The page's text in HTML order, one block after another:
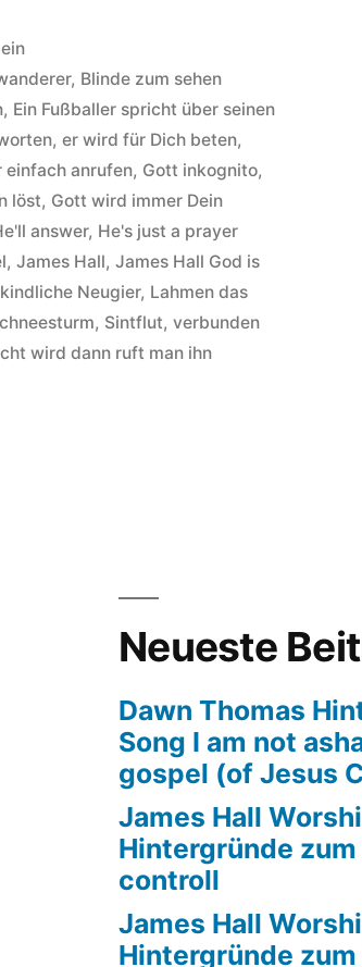
, Blinde zum sehen
, Ein Fußballer spricht über seinen
,er wird für Dich beten,
einfach anrufen, Gott inkognito,
löst, Gott wird immer Dein
answer, He's just a prayer
,James Hall,James Hall God is
kindliche Neugier, Lahmen das
, Sintflut,verbunden
wird dann ruft man ihn
Neueste
Dawn Thomas
Song I am not
gospel (of Jesus
James Hall
Hintergründe
controll
James Hall
Hintergründe zum